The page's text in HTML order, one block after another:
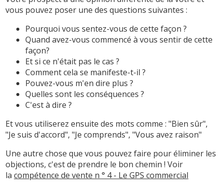
vous pouvez poser une des questions suivantes :
Pourquoi vous sentez-vous de cette façon ?
Quand avez-vous commencé à vous sentir de cette
façon?
Et si ce n'était pas le cas ?
Comment cela se manifeste-t-il ?
Pouvez-vous m'en dire plus ?
Quelles sont les conséquences ?
C'est à dire ?
Et vous utiliserez ensuite des mots comme : "Bien sûr",
"Je suis d'accord", "Je comprends", "Vous avez raison"
Une autre chose que vous pouvez faire pour éliminer les
objections, c'est de prendre le bon chemin ! Voir
lacompétence de vente n ° 4 - Le GPS commercial